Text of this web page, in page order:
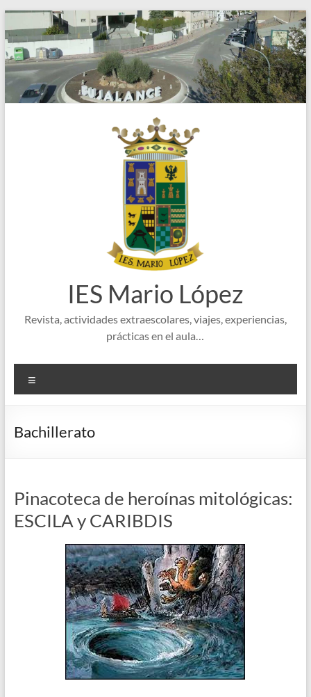
Saltar
al
contenido
IES Mario López
Revista, actividades extraescolares, viajes, experiencias,
prácticas en el aula…
Bachillerato
Pinacoteca de heroínas mitológicas:
ESCILA y CARIBDIS